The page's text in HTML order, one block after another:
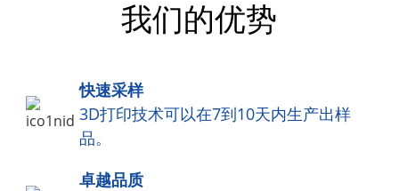
我们的优势
快速采样
3D打印技术可以在7到10天内生产出样
品。
卓越品质